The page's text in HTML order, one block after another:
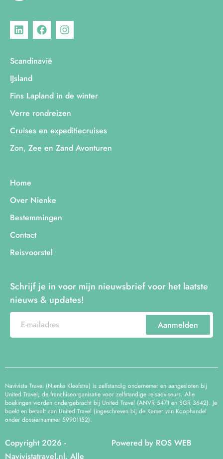
Scandinavië
IJsland
Fins Lapland in de winter
Verre rondreizen
Cruises en expeditiecruises
Zon, Zee en Zand Avonturen
Home
Over Nienke
Bestemmingen
Contact
Reisvoorstel
Schrijf je in voor mijn nieuwsbrief voor het laatste
nieuws & updates!
Aanmelden
Navivista Travel (Nienke Kleefstra) is zelfstandig ondernemer en aangesloten bij
United Travel; de franchiseorganisatie voor zelfstandige reisadviseurs. Alle
boekingen worden ondergebracht bij United Travel (ANVR 5471 en SGR 3642). Je
boekt en betaalt aan United Travel (ingeschreven bij de Kamer van Koophandel
onder dossiernummer 59901152).
Copyright 2026 -
Navivistatravel.nl. Alle
Powered by ROS WEB